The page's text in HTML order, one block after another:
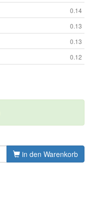
0.14
0.13
0.13
0.12
in den Warenkorb